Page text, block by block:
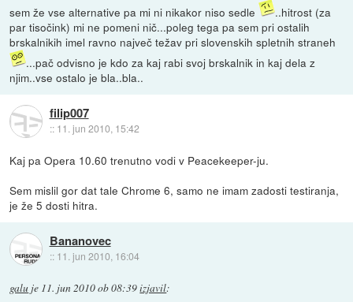
sem že vse alternative pa mi ni nikakor niso sedle
..hitrost (za
par tisočink) mi ne pomeni nič...poleg tega pa sem pri ostalih
brskalnikih imel ravno največ težav pri slovenskih spletnih straneh
...pač odvisno je kdo za kaj rabi svoj brskalnik in kaj dela z
njim..vse ostalo je bla..bla..
filip007
:: 11. jun 2010, 15:42
Kaj pa Opera 10.60 trenutno vodi v Peacekeeper-ju.
Sem mislil gor dat tale Chrome 6, samo ne imam zadosti testiranja,
je že 5 dosti hitra.
Bananovec
:: 11. jun 2010, 16:04
galu je 11. jun 2010 ob 08:39izjavil: